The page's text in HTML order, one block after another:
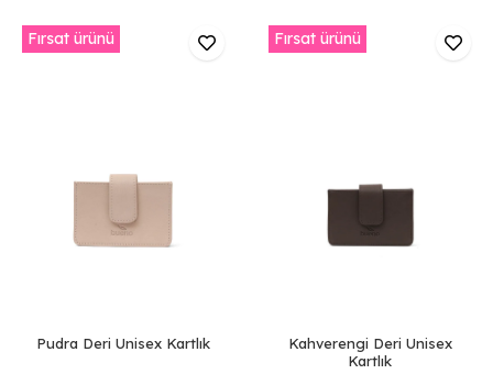
Fırsat ürünü
Pudra Deri Unisex Kartlık
Fırsat ürünü
Kahverengi Deri Unisex
Kartlık